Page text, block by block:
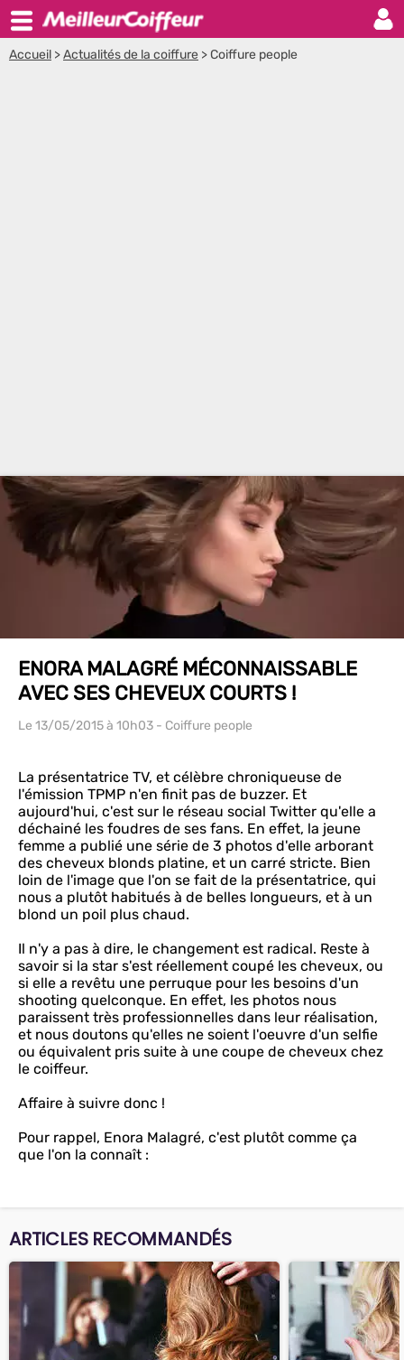
Accueil >Actualités de la coiffure >Coiffure people
ENORA MALAGRÉ MÉCONNAISSABLE
AVEC SES CHEVEUX COURTS !
Le 13/05/2015à 10h03 - Coiffure people
La présentatrice TV, et célèbre chroniqueuse de
l'émission TPMP n'en finit pas de buzzer. Et
aujourd'hui, c'est sur le réseau social Twitter qu'elle a
déchainé les foudres de ses fans. En effet, la jeune
femme a publié une série de 3 photos d'elle arborant
des cheveux blonds platine, et un carré stricte. Bien
loin de l'image que l'on se fait de la présentatrice, qui
nous a plutôt habitués à de belles longueurs, et à un
blond un poil plus chaud.
Il n'y a pas à dire, le changement est radical. Reste à
savoir si la star s'est réellement coupé les cheveux, ou
si elle a revêtu une perruque pour les besoins d'un
shooting quelconque. En effet, les photos nous
paraissent très professionnelles dans leur réalisation,
et nous doutons qu'elles ne soient l'oeuvre d'un selfie
ou équivalent pris suite à une coupe de cheveux chez
le coiffeur.
Affaire à suivre donc !
Pour rappel, Enora Malagré, c'est plutôt comme ça
que l'on la connaît :
ARTICLES RECOMMANDÉS